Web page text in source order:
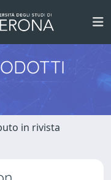
in rivista